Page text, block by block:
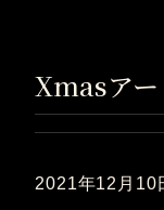
Xmasアー
2021年12月10